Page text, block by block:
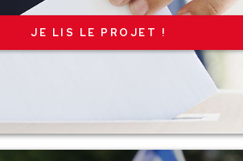
JE LIS LE PROJET !